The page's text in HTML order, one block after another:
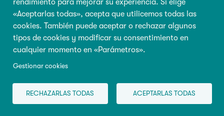
rendimiento para mejorar su experiencia. Si elige
«Aceptarlas todas», acepta que utilicemos todas las
cookies. También puede aceptar o rechazar algunos
tipos de cookies y modificar su consentimiento en
cualquier momento en «Parámetros».
Gestionar cookies
RECHAZARLAS TODAS ACEPTARLAS TODAS
Comportamiento
Educación
Salud
Embarazo
Inicio
Investigación y
políticas